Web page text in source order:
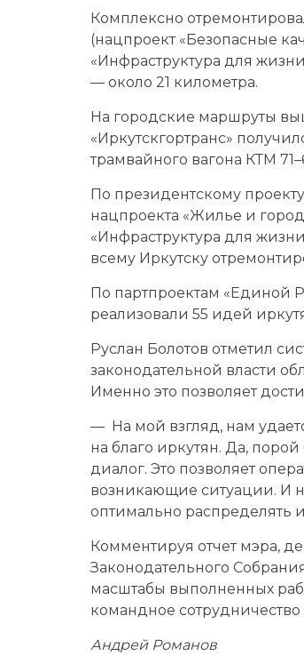
Комплексно
(нацпроект «Безо­пасные
«Инфраструктура для
— около 21 километра.
На городские маршруты
«Иркутскгортранс»
трамвайного вагона КТМ
По президентскому
нацпроекта «Жилье и
«Инфраструктура для
всему Иркутску
По партпроектам «Единой
реализовали 55 идей
Руслан Болотов отметил
законодательной власти
Именно это позволяет
— На мой взгляд, нам
на благо иркутян. Да,
диалог. Это позволяет
возникающие ситуации. И
оптимально
Комментируя отчет мэра,
Законодательного
масштабы выполненных
командное
Андрей Романов